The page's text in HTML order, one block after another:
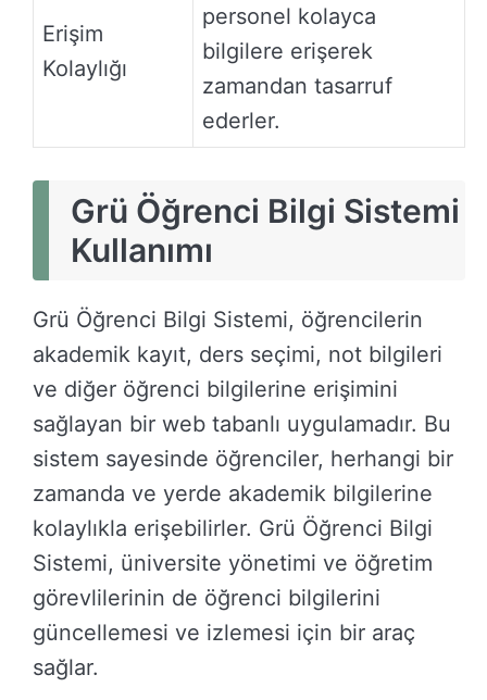
Erişim
Kolaylığı
personel kolayca
bilgilere erişerek
zamandan tasarruf
ederler.
Grü Öğrenci Bilgi Sistemi
Kullanımı
Grü Öğrenci Bilgi Sistemi, öğrencilerin
akademik kayıt, ders seçimi, not bilgileri
ve diğer öğrenci bilgilerine erişimini
sağlayan bir web tabanlı uygulamadır. Bu
sistem sayesinde öğrenciler, herhangi bir
zamanda ve yerde akademik bilgilerine
kolaylıkla erişebilirler. Grü Öğrenci Bilgi
Sistemi, üniversite yönetimi ve öğretim
görevlilerinin de öğrenci bilgilerini
güncellemesi ve izlemesi için bir araç
sağlar.